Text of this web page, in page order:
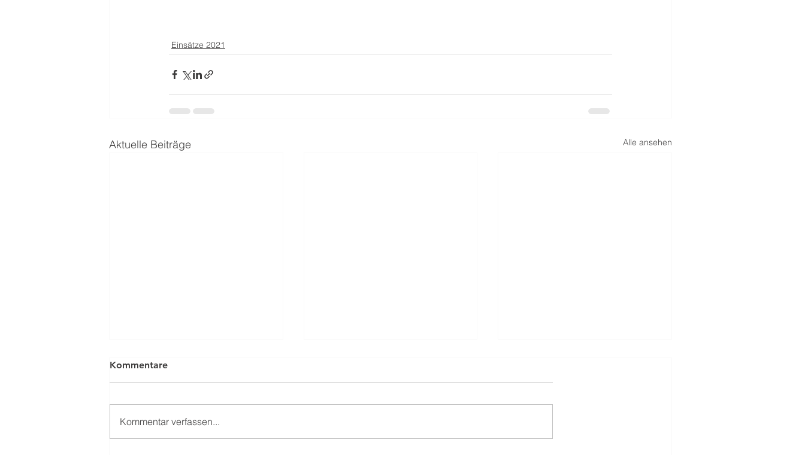
Einsätze 2021
Aktuelle Beiträge Alle ansehen
Kommentare
Kommentar verfassen...